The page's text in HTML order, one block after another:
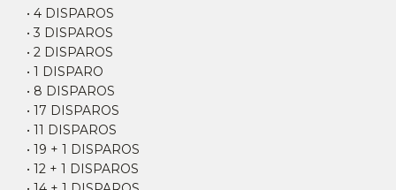
• 4 DISPAROS
• 3 DISPAROS
• 2 DISPAROS
• 1 DISPARO
• 8 DISPAROS
• 17 DISPAROS
• 11 DISPAROS
• 19 + 1 DISPAROS
• 12 + 1 DISPAROS